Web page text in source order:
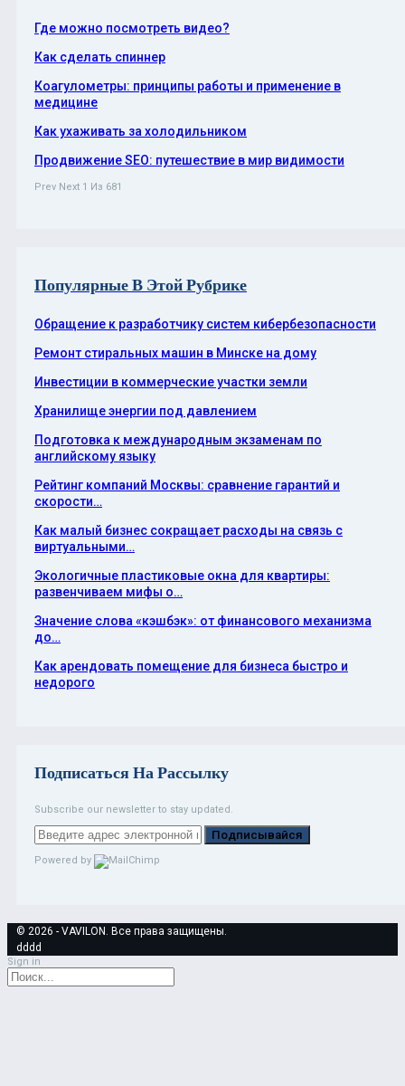
Где можно посмотреть видео?
Как сделать спиннер
Коагулометры: принципы работы и применение в
медицине
Как ухаживать за холодильником
Продвижение SEO: путешествие в мир видимости
Prev Next 1 Из 681
Популярные В Этой Рубрике
Обращение к разработчику систем кибербезопасности
Ремонт стиральных машин в Минске на дому
Инвестиции в коммерческие участки земли
Хранилище энергии под давлением
Подготовка к международным экзаменам по
английскому языку
Рейтинг компаний Москвы: сравнение гарантий и
скорости…
Как малый бизнес сокращает расходы на связь с
виртуальными…
Экологичные пластиковые окна для квартиры:
развенчиваем мифы о…
Значение слова «кэшбэк»: от финансового механизма
до…
Как арендовать помещение для бизнеса быстро и
недорого
Подписаться На Рассылку
Subscribe our newsletter to stay updated.
Подписывайся
Powered by
© 2026 - VAVILON. Все права защищены.
dddd
Sign in